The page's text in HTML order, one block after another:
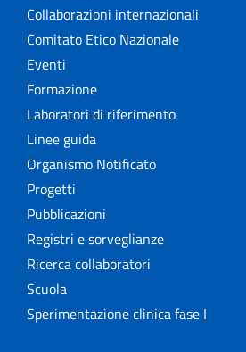
Collaborazioni internazionali
Comitato Etico Nazionale
Eventi
Formazione
Laboratori di riferimento
Linee guida
Organismo Notificato
Progetti
Pubblicazioni
Registri e sorveglianze
Ricerca collaboratori
Scuola
Sperimentazione clinica fase I